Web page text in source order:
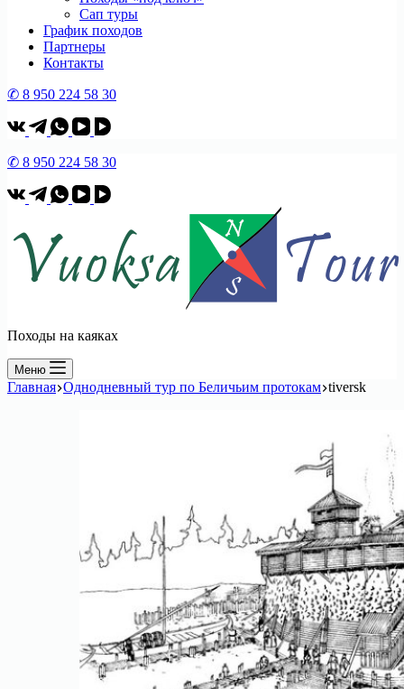
Сап туры
График походов
Партнеры
Контакты
✆ 8 950 224 58 30
✆ 8 950 224 58 30
Походы на каяках
Меню
Главная Однодневный тур по Беличьим протокам tiversk